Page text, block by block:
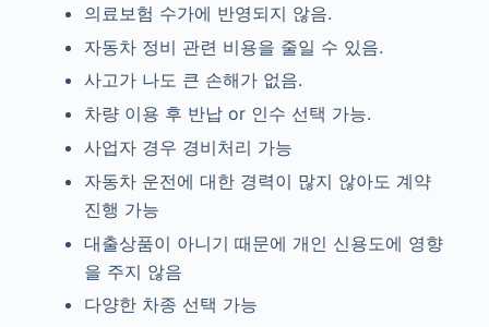
의료보험 수가에 반영되지 않음.
자동차 정비 관련 비용을 줄일 수 있음.
사고가 나도 큰 손해가 없음.
차량 이용 후 반납 or 인수 선택 가능.
사업자 경우 경비처리 가능
자동차 운전에 대한 경력이 많지 않아도 계약
진행 가능
대출상품이 아니기 때문에 개인 신용도에 영향
을 주지 않음
다양한 차종 선택 가능